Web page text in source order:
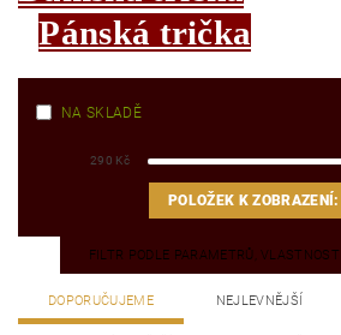
Pánská trička
NA SKLADĚ
290 Kč
POLOŽEK K ZOBRAZENÍ:
FILTR PODLE PARAMETRŮ,
DOPORUČUJEME NEJLEVNĚJŠÍ